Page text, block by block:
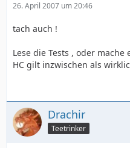
26. April 2007 um 20:46
tach auch !
Lese die Tests , oder mache
HC gilt inzwischen als
Drachir
Teetrinker